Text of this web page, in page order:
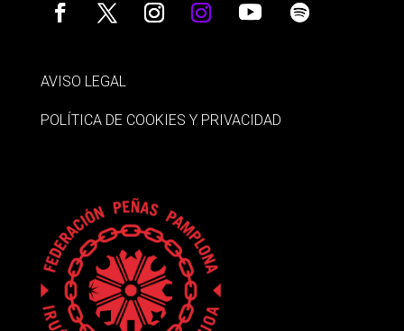
AVISO LEGAL
POLÍTICA DE COOKIES Y PRIVACIDAD